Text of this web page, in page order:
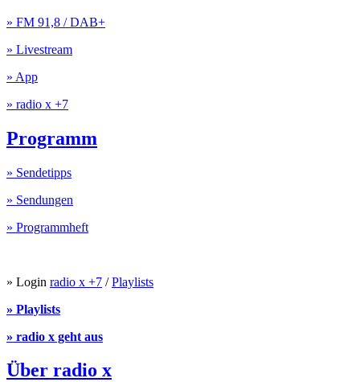
» FM 91,8 / DAB+
» Livestream
» App
» radio x +7
Programm
» Sendetipps
» Sendungen
» Programmheft
» Login radio x +7 /Playlists
» Playlists
» radio x geht aus
Über radio x